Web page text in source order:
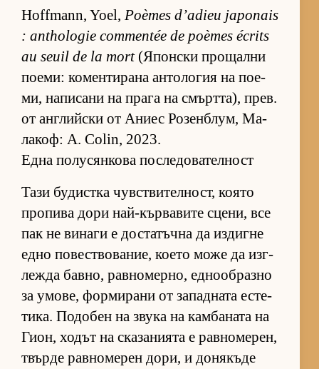
Hoffmann, Yoel, Poèmes d’adieu japonais
: anthologie commentée de poèmes écrits
au seuil de la mort(Я­пон­ски про­щални
по­е­ми: ко­мен­ти­рана ан­то­ло­гия на по­е­
ми, на­пи­сани на прага на смърт­та), прев.
от ан­г­лийски от Аниес Ро­зен­б­лум, Ма­
ла­коф: A. Colin, 2023.
Една полусянкова последователност
Тази бу­дис­тка чув­с­т­ви­тел­ност, ко­ято
про­пива дори най-кър­ва­вите сце­ни, все
пак не ви­наги е дос­та­тъчна да из­дигне
едно по­вес­т­во­ва­ние, ко­ето може да из­г­
лежда бав­но, рав­но­мер­но, ед­но­об­разно
за умо­ве, фор­ми­рани от за­пад­ната ес­те­
ти­ка. По­до­бен на звука на кам­ба­ната на
Ги­он, хо­дът на ска­за­ни­ята е рав­но­ме­рен,
твърде рав­но­ме­рен до­ри, и до­ня­къде